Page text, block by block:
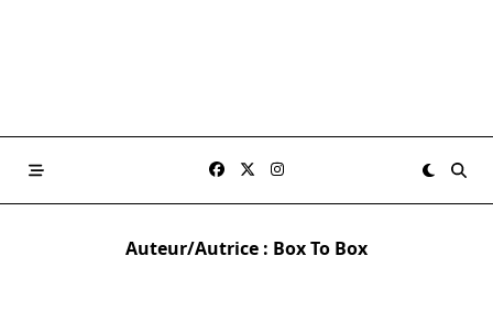
Auteur/autrice : Box To Box